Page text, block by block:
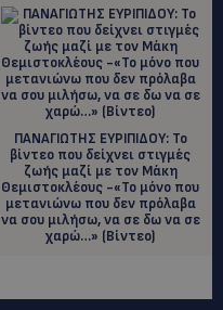
ΠΑΝΑΓΙΩΤΗΣ ΕΥΡΙΠΙΔΟΥ: To
βίντεο που δείχνει στιγμές
ζωής μαζί με τον Μάκη
Θεμιστοκλέους -«Το μόνο που
μετανιώνω που δεν πρόλαβα
να σου μιλήσω, να σε δω να σε
χαρώ…» (Βίντεο)